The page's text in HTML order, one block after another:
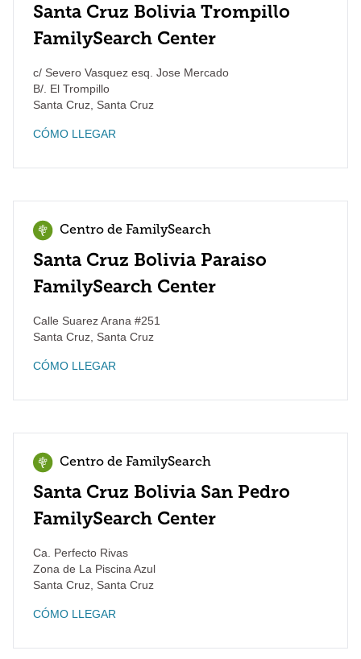
Santa Cruz Bolivia Trompillo
FamilySearch Center
c/ Severo Vasquez esq. Jose Mercado
B/. El Trompillo
Santa Cruz Santa Cruz
CÓMO LLEGAR
Centro de FamilySearch
Santa Cruz Bolivia Paraiso
FamilySearch Center
Calle Suarez Arana #251
Santa Cruz Santa Cruz
CÓMO LLEGAR
Centro de FamilySearch
Santa Cruz Bolivia San Pedro
FamilySearch Center
Ca. Perfecto Rivas
Zona de La Piscina Azul
Santa Cruz Santa Cruz
CÓMO LLEGAR